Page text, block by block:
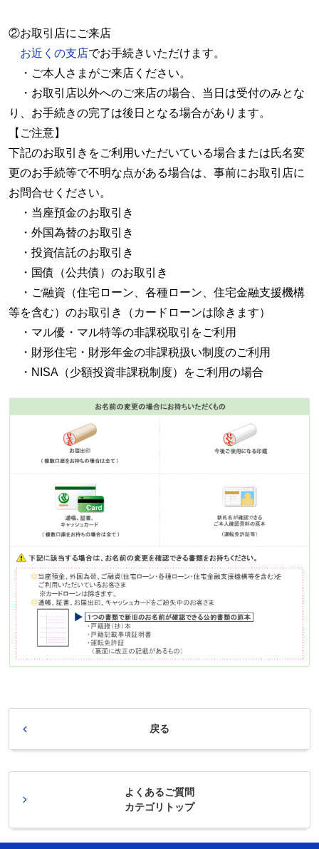
②お取引店にご来店
お近くの支店でお手続きいただけます。
・ご本人さまがご来店ください。
・お取引店以外へのご来店の場合、当日は受付のみとな
り、お手続きの完了は後日となる場合があります。
【ご注意】
下記のお取引きをご利用いただいている場合または氏名変
更のお手続等で不明な点がある場合は、事前にお取引店に
お問合せください。
・当座預金のお取引き
・外国為替のお取引き
・投資信託のお取引き
・国債（公共債）のお取引き
・ご融資（住宅ローン、各種ローン、住宅金融支援機構
等を含む）のお取引き（カードローンは除きます）
・マル優・マル特等の非課税取引をご利用
・財形住宅・財形年金の非課税扱い制度のご利用
・NISA（少額投資非課税制度）をご利用の場合
戻る
よくあるご質問
カテゴリトップ